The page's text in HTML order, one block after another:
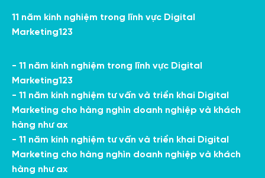
11 năm kinh nghiệm trong lĩnh vực Digital
Marketing123
- 11 năm kinh nghiệm trong lĩnh vực Digital
Marketing123
- 11 năm kinh nghiệm tư vấn và triển khai Digital
Marketing cho hàng nghìn doanh nghiệp và khách
hàng như ax
- 11 năm kinh nghiệm tư vấn và triển khai Digital
Marketing cho hàng nghìn doanh nghiệp và khách
hàng như ax